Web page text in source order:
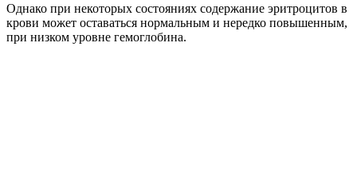
Однако при некоторых состояниях содержание эритроцитов в
крови может оставаться нормальным и нередко повышенным,
при низком уровне гемоглобина.